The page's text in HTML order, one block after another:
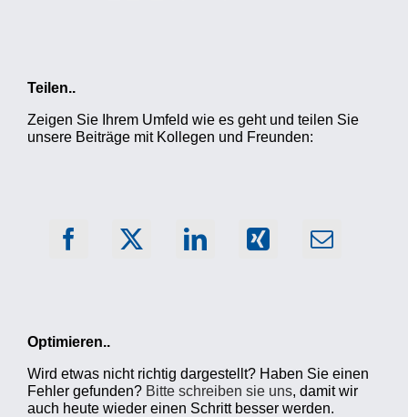
Teilen..
Zeigen Sie Ihrem Umfeld wie es geht und teilen Sie
unsere Beiträge mit Kollegen und Freunden:
Optimieren..
Wird etwas nicht richtig dargestellt? Haben Sie einen
Fehler gefunden? Bitte schreiben sie uns, damit wir
auch heute wieder einen Schritt besser werden.